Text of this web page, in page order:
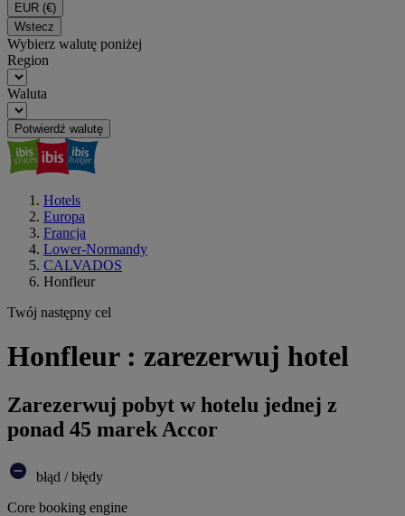
EUR (€)
Wstecz
Wybierz walutę poniżej
Region
Waluta
Potwierdź walutę
Hotels
Europa
Francja
Lower-Normandy
CALVADOS
Honfleur
Twój następny cel
Honfleur : zarezerwuj hotel
Zarezerwuj pobyt w hotelu jednej z
ponad 45 marek Accor
błąd / błędy
Core booking engine